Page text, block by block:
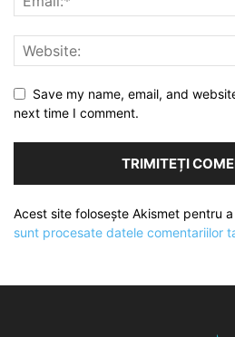
Save my name, email, and
next time I comment.
Acest site folosește Akismet pentru
sunt procesate datele comentariilor